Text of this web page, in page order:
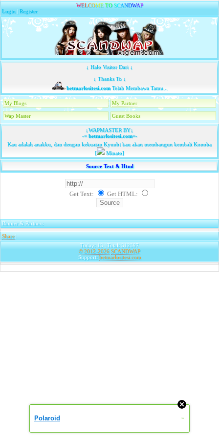
WELCOME TO SCANDWAP
Login |Register
↓ Halo Visitor Dari ↓
↓ Thanks To ↓
betmarlositesi.comTelah Membawa Tamu...
My Blogs My Partner
Wap Master Guest Books
↓WAPMASTER BY↓
-=betmarlositesi.com=-
Kau adalah anakku, dan dengan kekuatan Kyuubi kau akan membangun kembali Konoha
[
Minato]
Source Text & Html
Get Text: Get HTML:
Banner & Partners
Share|
Today: 13 | Total: 312397
© 2012-2026 SCANDWAP
Support: betmarlositesi.com
Polaroid »